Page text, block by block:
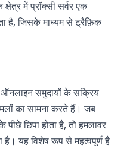
में प्रॉक्सी सर्वर एक
है, जिसके माध्यम से ट्रैफ़िक
ऑनलाइन समुदायों के सक्रिय
का सामना करते हैं। जब
छिपा होता है, तो हमलावर
है। यह विशेष रूप से महत्वपूर्ण है